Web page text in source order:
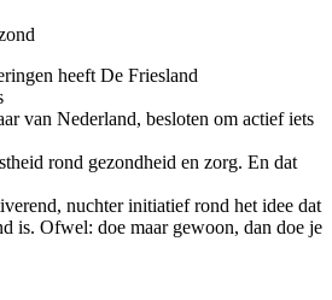
heeft De Friesland
van Nederland, besloten om actief iets
rond gezondheid en zorg. En dat
nuchter initiatief rond het idee dat
is. Ofwel: doe maar gewoon, dan doe je